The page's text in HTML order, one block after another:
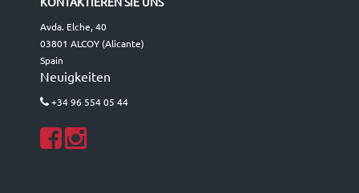
Avda. Elche, 40
03801 ALCOY (Alicante)
Spain
Neuigkeiten
+34 96 554 05 44